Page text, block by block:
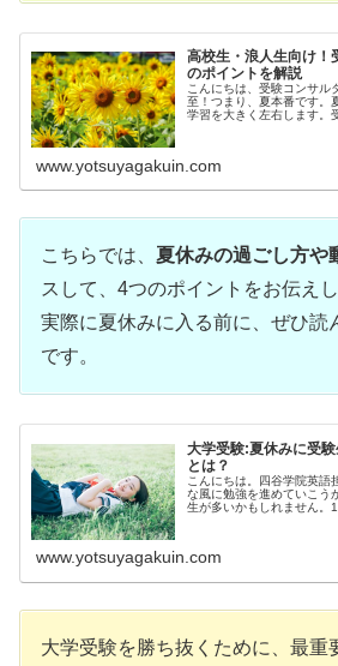
高校生・浪人生向け！
のポイントを解説
こんにちは、受験コンサル
至！つまり、夏本番です。
学習を大きく左右します。
www.yotsuyagakuin.com
こちらでは、 夏休みの過ごし方や
スして、4つのポイントをお伝えし
実際に夏休みに入る前に、ぜひ読
です。
大学受験:夏休みに受
とは？
こんにちは。四谷学院英語
な風に勉強を進めていこう
生が多いかもしれません。
www.yotsuyagakuin.com
大学受験を勝ち抜くために、最重